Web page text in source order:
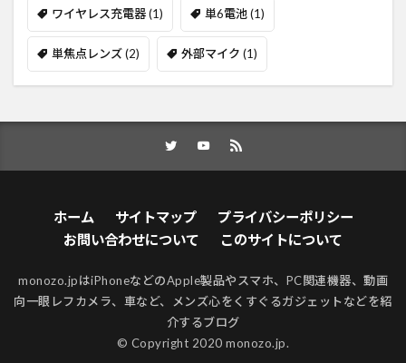
ワイヤレス充電器(1) 単6電池(1)
単焦点レンズ(2) 外部マイク (1)
ホーム サイトマップ
プライバシーポリシー
お問い合わせについて
このサイトについて
monozo.jpはiPhoneなどのApple製品やスマホ、PC関連機器、動画
向一眼レフカメラ、車など、メンズ心をくすぐるガジェットなどを紹
介するブログ
© Copyright 2020 monozo.jp.